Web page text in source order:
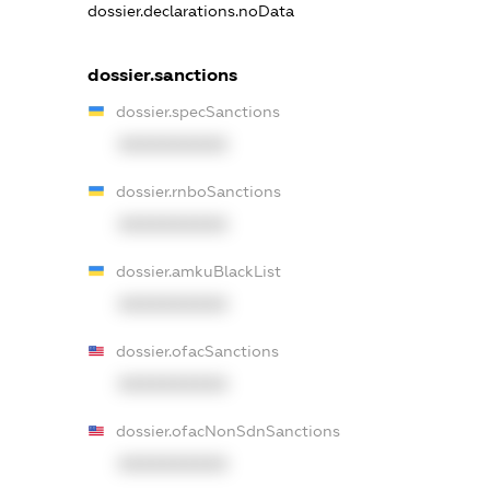
dossier.declarations.noData
dossier.sanctions
dossier.specSanctions
dossier.rnboSanctions
dossier.amkuBlackList
dossier.ofacSanctions
dossier.ofacNonSdnSanctions